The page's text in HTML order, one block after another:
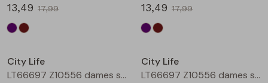
Gilet spencers
Jackjes
Leggings
Rokken
T-shirts lange mouw
Tops
13,49 17,99
13,49 17,99
City Life
LT66697 Z10556 dames singlet Army
City Life
LT66697 Z10556 dames singlet Kit